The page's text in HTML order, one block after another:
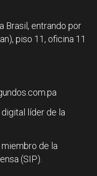
Brasil, entrando por
piso 11, oficina 11
líder de la
de la
(SIP).